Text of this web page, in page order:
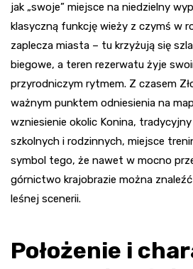
jak „swoje” miejsce na niedzielny
klasyczną funkcję wieży z czymś w
zaplecza miasta – tu krzyżują się
biegowe, a teren rezerwatu żyje
przyrodniczym rytmem. Z czasem
ważnym punktem odniesienia na
wzniesienie okolic Konina,
szkolnych i rodzinnych, miejsce
symbol tego, że nawet w mocno
górnictwo krajobrazie można
leśnej scenerii.
Położenie i